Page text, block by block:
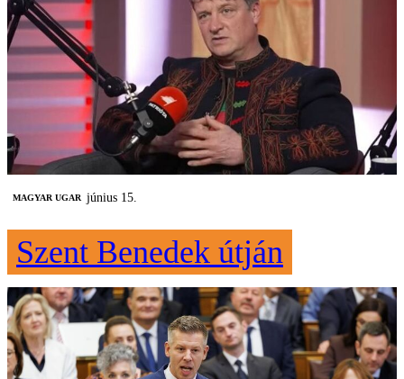
MAGYAR UGAR június 15.
Szent Benedek útján